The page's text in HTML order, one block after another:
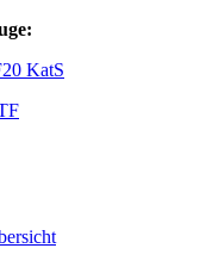
KatS